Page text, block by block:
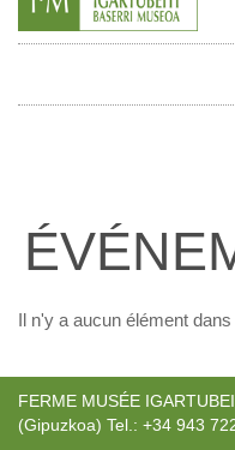
Il n'y a aucun élément
FERME MUSÉE
(Gipuzkoa) Tel.: +34 943